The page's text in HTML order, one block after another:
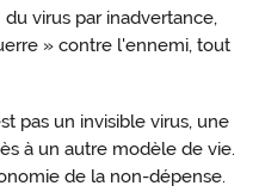
virus par inadvertance,
» contre l'ennemi, tout
pas un invisible virus, une
à un autre modèle de vie.
de la non-dépense.